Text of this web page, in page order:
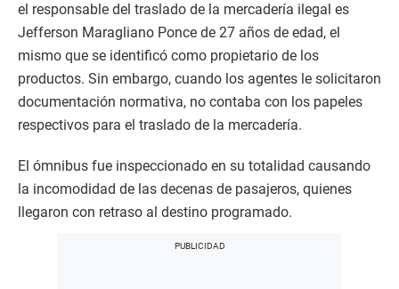
el responsable del traslado de la mercadería ilegal es
Jefferson Maragliano Ponce de 27 años de edad, el
mismo que se identificó como propietario de los
productos. Sin embargo, cuando los agentes le solicitaron
documentación normativa, no contaba con los papeles
respectivos para el traslado de la mercadería.
El ómnibus fue inspeccionado en su totalidad causando
la incomodidad de las decenas de pasajeros, quienes
llegaron con retraso al destino programado.